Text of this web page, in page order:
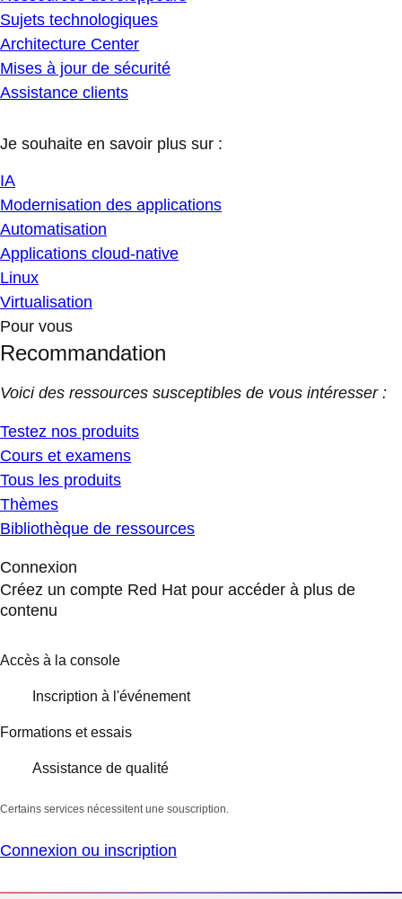
Sujets technologiques
Architecture Center
Mises à jour de sécurité
Assistance clients
Je souhaite en savoir plus sur :
IA
Modernisation des applications
Automatisation
Applications cloud-native
Linux
Virtualisation
Pour vous
Recommandation
Voici des ressources susceptibles de vous intéresser :
Testez nos produits
Cours et examens
Tous les produits
Thèmes
Bibliothèque de ressources
Connexion
Créez un compte Red Hat pour accéder à plus de
contenu
Accès à la console
Inscription à l'événement
Formations et essais
Assistance de qualité
Certains services nécessitent une souscription.
Connexion ou inscription